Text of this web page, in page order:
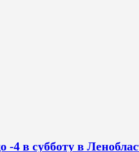
4 в субботу в